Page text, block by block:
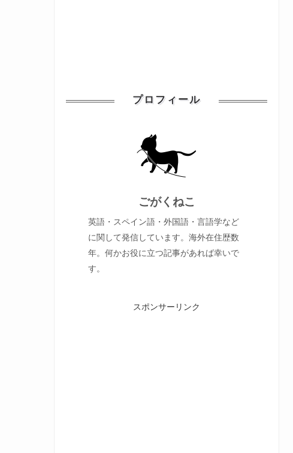
プロフィール
ごがくねこ
英語・スペイン語・外国語・言語学など
に関して発信しています。海外在住歴数
年。何かお役に立つ記事があれば幸いで
す。
スポンサーリンク